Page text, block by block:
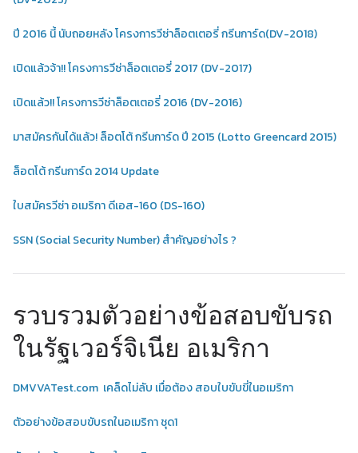
ปี 2016 นี้ นับถอยหลัง โครงการวีซ่าล็อตเตอรี่ กรีนการ์ด(DV-2018)
เปิดแล้วจ้า!! โครงการวีซ่าล็อตเตอรี่ 2017 (DV-2017)
เปิดแล้ว!! โครงการวีซ่าล็อตเตอรี่ 2016 (DV-2016)
มาสมัครกันได้แล้ว! ล็อตโต้ กรีนการ์ด ปี 2015 (Lotto Greencard 2015)
ล็อตโต้ กรีนการ์ด 2014 Update
ใบสมัครวีซ่า อเมริกา ดีเอส-160 (DS-160)
SSN (Social Security Number) สำคัญอย่างไร ?
รวบรวมตัวอย่างข้อสอบขับรถ
ในรัฐเวอร์จิเนีย อเมริกา
DMVVATest.com เคล็ดไม่ลับ เมื่อต้อง สอบใบขับขี่ในอเมริกา
ตัวอย่างข้อสอบขับรถในอเมริกา ชุด1